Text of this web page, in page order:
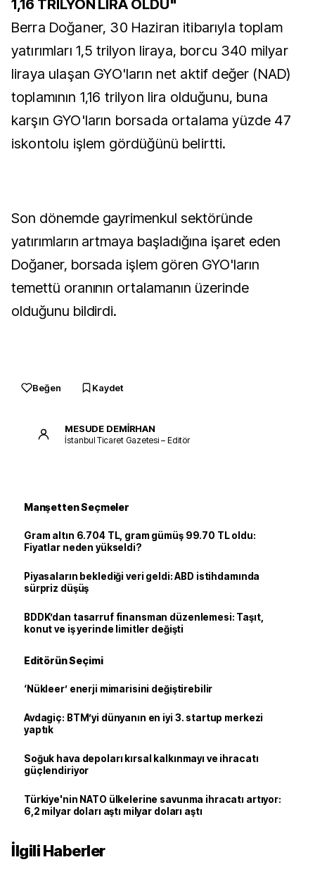
1,16 TRİLYON LİRA OLDU"
Berra Doğaner, 30 Haziran itibarıyla toplam
yatırımları 1,5 trilyon liraya, borcu 340 milyar
liraya ulaşan GYO'ların net aktif değer (NAD)
toplamının 1,16 trilyon lira olduğunu, buna
karşın GYO'ların borsada ortalama yüzde 47
iskontolu işlem gördüğünü belirtti.
Son dönemde gayrimenkul sektöründe
yatırımların artmaya başladığına işaret eden
Doğaner, borsada işlem gören GYO'ların
temettü oranının ortalamanın üzerinde
olduğunu bildirdi.
Beğen Kaydet
MESUDE DEMİRHAN
İstanbul Ticaret Gazetesi – Editör
Manşetten Seçmeler
Gram altın 6.704 TL, gram gümüş 99.70 TL oldu:
Fiyatlar neden yükseldi?
Piyasaların beklediği veri geldi: ABD istihdamında
sürpriz düşüş
BDDK’dan tasarruf finansman düzenlemesi: Taşıt,
konut ve iş yerinde limitler değişti
Editörün Seçimi
‘Nükleer’ enerji mimarisini değiştirebilir
Avdagiç: BTM’yi dünyanın en iyi 3. startup merkezi
yaptık
Soğuk hava depoları kırsal kalkınmayı ve ihracatı
güçlendiriyor
Türkiye'nin NATO ülkelerine savunma ihracatı artıyor:
6,2 milyar doları aştı milyar doları aştı
İlgili Haberler